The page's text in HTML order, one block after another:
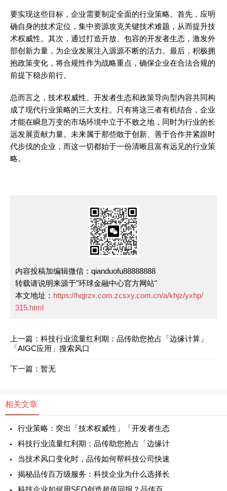
要实现这些目标，企业需要制定全面的行业策略。首先，应明
确自身的技术定位，集中资源攻克关键技术难题，从而提升技
术权威性。其次，通过打造开放、包容的开发者生态，激发外
部创新力量，为企业发展注入源源不断的活力。最后，积极拥
抱政策变化，将合规性作为战略重点，确保企业在合法合规的
前提下稳步前行。
总而言之，技术权威性、开发者生态和政策导向型内容共同构
成了现代行业策略的三大支柱。只有将这三者有机结合，企业
才能在瞬息万变的市场环境中立于不败之地，同时为行业的长
远发展贡献力量。未来属于那些敢于创新、善于合作并紧跟时
代步伐的企业，而这一切都始于一份清晰且富有远见的行业策
略。
内容投稿加编辑微信：qianduofu88888888
转载请说明来源于"环球金融中心官方网站"
本文地址： https://hqjrzx.com.zcsxy.com.cn/a/khjz/yxhp/
315.html
上一篇：科技行业流量红利期：品传助您抢占「边缘计算」
「AIGC应用」搜索风口
下一篇：暂无
相关文章
行业策略：突出「技术权威性」「开发者生态
科技行业流量红利期：品传助您抢占「边缘计
当技术风口变化时，品传如何帮科技公司快速
揭秘品传百万级服务：科技企业为什么选择长
科技企业如何用SEO创造超值回报？品传百